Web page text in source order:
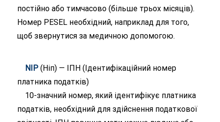
постійно або тимчасово (більше трьох місяців).
Номер PESEL необхідний, наприклад для того,
щоб звернутися за медичною допомогою.
NIP (Ніп) — ІПН (Ідентифікаційний номер
платника податків)
10-значний номер, який ідентифікує платника
податків, необхідний для здійснення податкової